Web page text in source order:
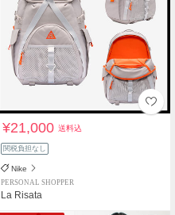
¥21,000送料込
関税負担なし
Nike
PERSONAL SHOPPER
La Risata